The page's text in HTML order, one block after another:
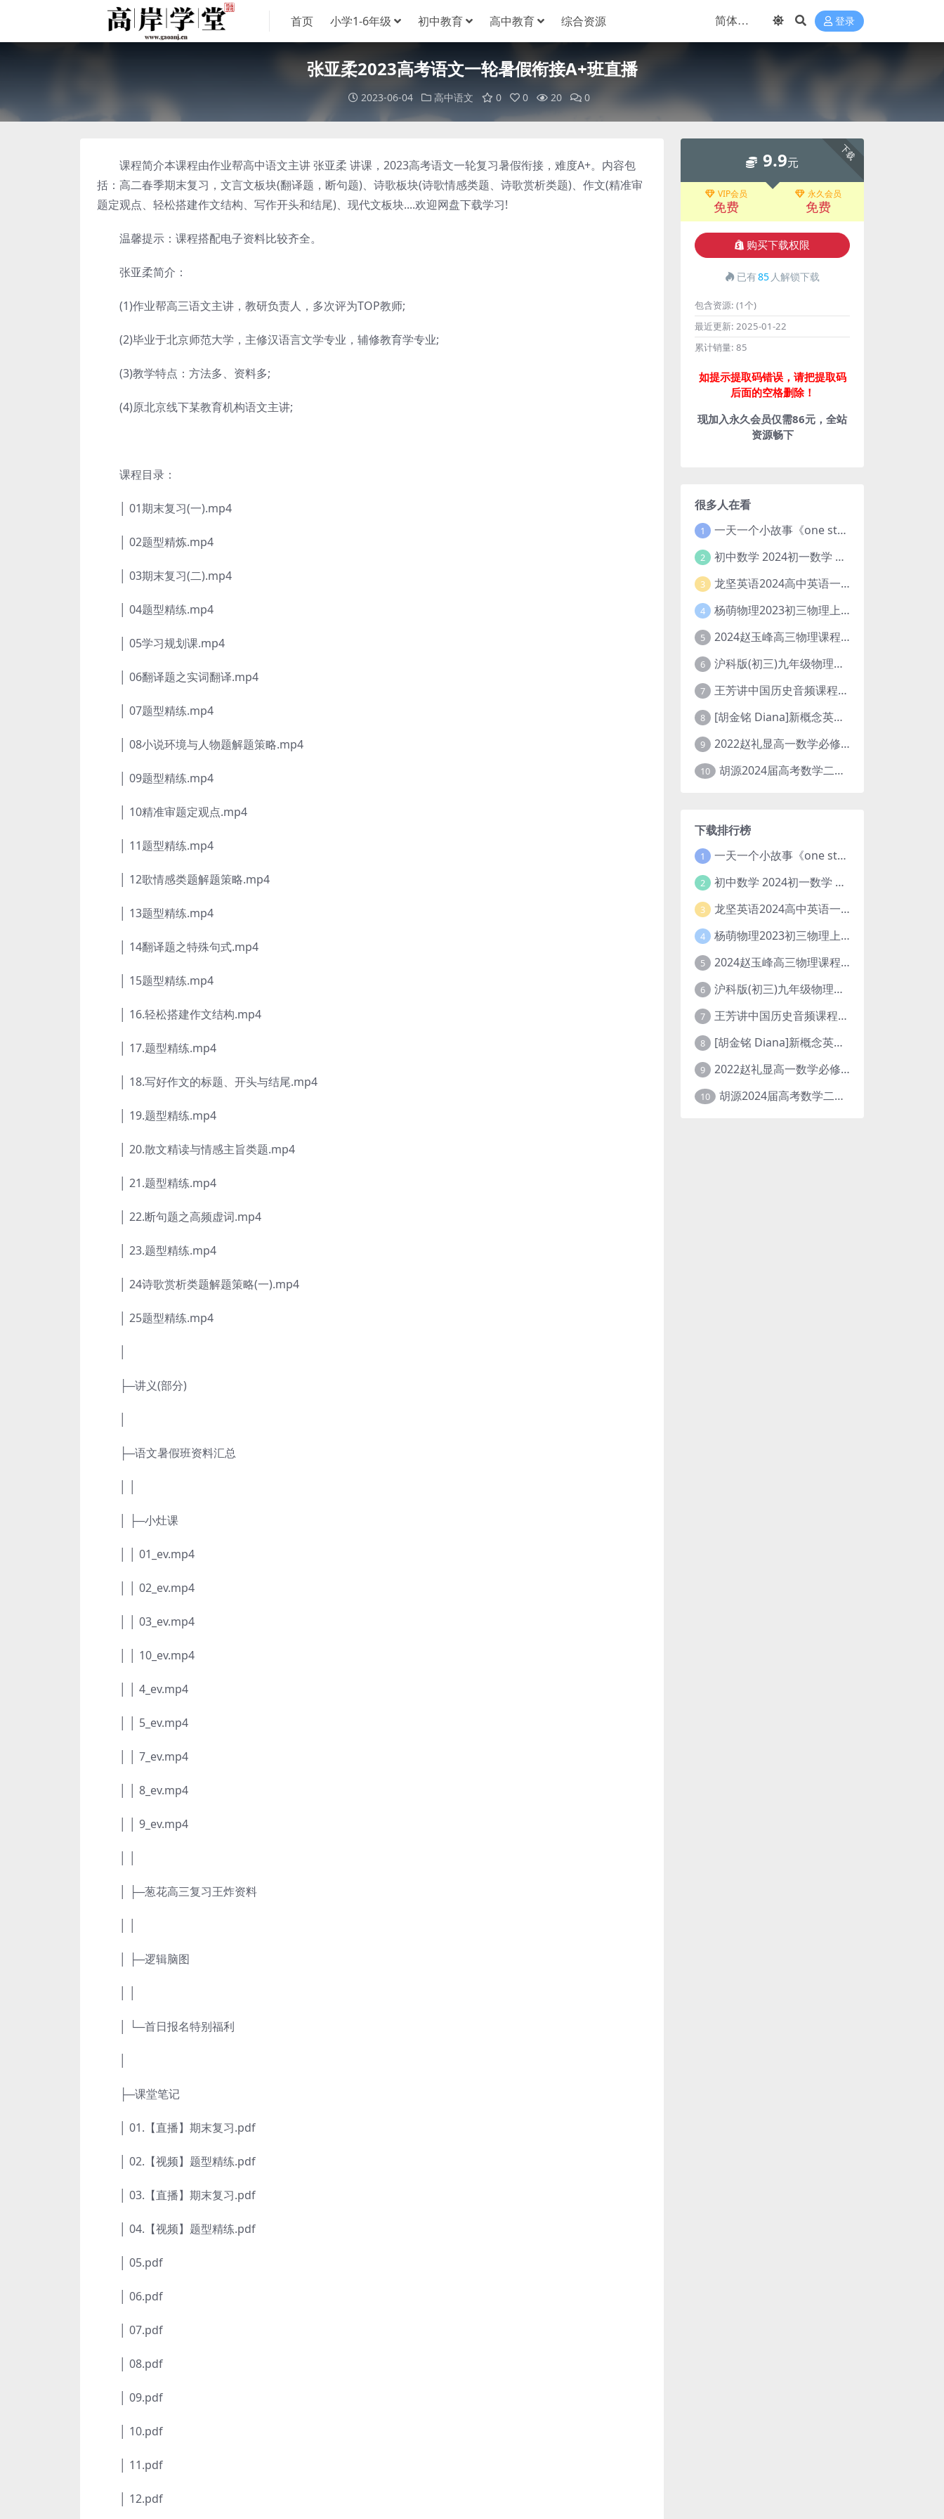
首页 小学1-6年级 初中教育 高中教育 综合资源 登录
张亚柔2023高考语文一轮暑假衔接A+班直播
2023-06-04 高中语文 0 0 20 0
课程简介本课程由作业帮高中语文主讲 张亚柔 讲课，2023高考语文一轮复习暑假衔接，难度A+。内容包
括：高二春季期末复习，文言文板块(翻译题，断句题)、诗歌板块(诗歌情感类题、诗歌赏析类题)、作文(精准审
题定观点、轻松搭建作文结构、写作开头和结尾)、现代文板块....欢迎网盘下载学习!
温馨提示：课程搭配电子资料比较齐全。
张亚柔简介：
(1)作业帮高三语文主讲，教研负责人，多次评为TOP教师;
(2)毕业于北京师范大学，主修汉语言文学专业，辅修教育学专业;
(3)教学特点：方法多、资料多;
(4)原北京线下某教育机构语文主讲;
课程目录：
│ 01期末复习(一).mp4
│ 02题型精炼.mp4
│ 03期末复习(二).mp4
│ 04题型精练.mp4
│ 05学习规划课.mp4
│ 06翻译题之实词翻译.mp4
│ 07题型精练.mp4
│ 08小说环境与人物题解题策略.mp4
│ 09题型精练.mp4
│ 10精准审题定观点.mp4
│ 11题型精练.mp4
│ 12歌情感类题解题策略.mp4
│ 13题型精练.mp4
│ 14翻译题之特殊句式.mp4
│ 15题型精练.mp4
│ 16.轻松搭建作文结构.mp4
│ 17.题型精练.mp4
│ 18.写好作文的标题、开头与结尾.mp4
│ 19.题型精练.mp4
│ 20.散文精读与情感主旨类题.mp4
│ 21.题型精练.mp4
│ 22.断句题之高频虚词.mp4
│ 23.题型精练.mp4
│ 24诗歌赏析类题解题策略(一).mp4
│ 25题型精练.mp4
├─讲义(部分)
├─语文暑假班资料汇总
│ ├─小灶课
│ │ 01_ev.mp4
│ │ 02_ev.mp4
│ │ 03_ev.mp4
│ │ 10_ev.mp4
│ │ 4_ev.mp4
│ │ 5_ev.mp4
│ │ 7_ev.mp4
│ │ 8_ev.mp4
│ │ 9_ev.mp4
│ ├─葱花高三复习王炸资料
│ ├─逻辑脑图
│ └─首日报名特别福利
├─课堂笔记
│ 01.【直播】期末复习.pdf
│ 02.【视频】题型精练.pdf
│ 03.【直播】期末复习.pdf
│ 04.【视频】题型精练.pdf
│ 05.pdf
│ 06.pdf
│ 07.pdf
│ 08.pdf
│ 09.pdf
│ 10.pdf
│ 11.pdf
│ 12.pdf
下载
9.9元
VIP会员
免费
永久会员
免费
购买下载权限
已有85 人解锁下载
包含资源: (1个)
最近更新: 2025-01-22
累计销量: 85
如提示提取码错误，请把提取码
后面的空格删除！
现加入永久会员仅需86元，全站
资源畅下
很多人在看
1 一天一个小故事《one story a day》初中版 百度网盘分享下载
2 初中数学 2024初一数学 朱韬数学 S班春季下 A+班春季下 百度云网盘
3 龙坚英语2024高中英语一轮系统班(全国卷+北京卷)
4 杨萌物理2023初三物理上秋季A+班(视频+讲义) 百度网盘分享
5 2024赵玉峰高三物理课程24年高考物理一轮复习网课教程
6 沪科版(初三)九年级物理全一册网课教学视频全集(录播版 杜春雨 66讲)
7 王芳讲中国历史音频课程全集(上下五千年)
8 [胡金铭 Diana]新概念英语第1册教学视频课程(全集 百度网盘下载)
9 2022赵礼显高一数学必修一课程视频资源(秋季班 含讲义)百度网盘云
10 胡源2024届高考数学二轮寒假春季精讲 百度网盘分享
下载排行榜
1 一天一个小故事《one story a day》初中版 百度网盘分享下载
2 初中数学 2024初一数学 朱韬数学 S班春季下 A+班春季下 百度云网盘
3 龙坚英语2024高中英语一轮系统班(全国卷+北京卷)
4 杨萌物理2023初三物理上秋季A+班(视频+讲义) 百度网盘分享
5 2024赵玉峰高三物理课程24年高考物理一轮复习网课教程
6 沪科版(初三)九年级物理全一册网课教学视频全集(录播版 杜春雨 66讲)
7 王芳讲中国历史音频课程全集(上下五千年)
8 [胡金铭 Diana]新概念英语第1册教学视频课程(全集 百度网盘下载)
9 2022赵礼显高一数学必修一课程视频资源(秋季班 含讲义)百度网盘云
10 胡源2024届高考数学二轮寒假春季精讲 百度网盘分享